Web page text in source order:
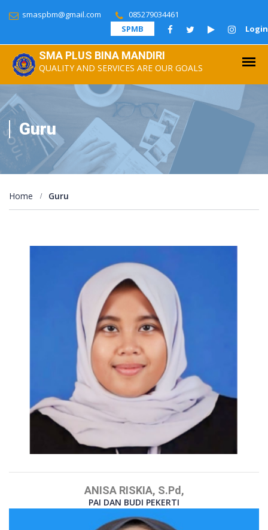
SMA PLUS BINA MANDIRI
QUALITY AND SERVICES ARE OUR GOALS
smaspbm@gmail.com
085279034461
SPMB
Login
Guru
Home Guru
ANISA RISKIA, S.Pd,
PAI DAN BUDI PEKERTI